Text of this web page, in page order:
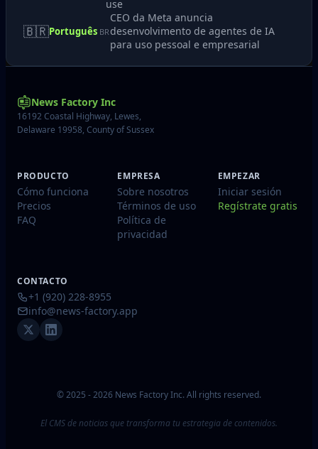
use
🇧🇷Português BR
CEO da Meta anuncia
desenvolvimento de agentes de IA
para uso pessoal e empresarial
News Factory Inc
16192 Coastal Highway, Lewes,
Delaware 19958, County of Sussex
PRODUCTO
Cómo funciona
Precios
FAQ
EMPRESA
Sobre nosotros
Términos de uso
Política de
privacidad
EMPEZAR
Iniciar sesión
Regístrate gratis
CONTACTO
+1 (920) 228-8955
info@news-factory.app
© 2025 - 2026 News Factory Inc. All rights reserved.
El CMS de noticias que transforma tu estrategia de contenidos.